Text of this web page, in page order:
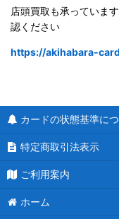
店頭買取も承っていま
認ください
https://akihabara-
カードの状態基準に
特定商取引法表示
ご利用案内
ホーム